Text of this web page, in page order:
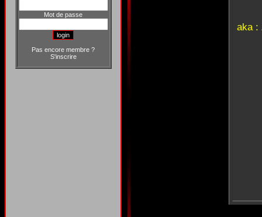
Mot de passe
Pas encore membre ?
S'inscrire
aka :